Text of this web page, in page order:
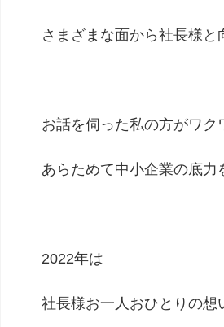
さまざまな面から社長様と
お話を伺った私の方がワク
あらためて中小企業の底力
2022年は
社長様お一人おひとりの想